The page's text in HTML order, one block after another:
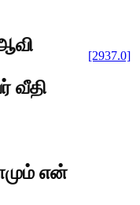
வீதி
என்
[2937.0]